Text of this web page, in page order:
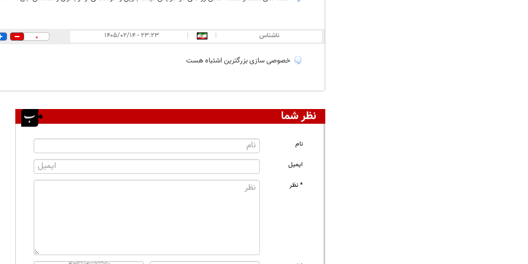
ناشناس |
| ۲۳:۲۳ - ۱۴۰۵/۰۲/۱۴ 0
خصوصی سازی بزرگترین اشتباه هست
نظر شما
نام
ایمیل
* نظر